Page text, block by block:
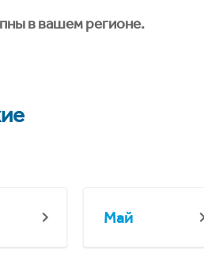
в вашем регионе.
Май